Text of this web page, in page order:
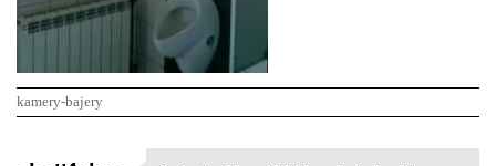
kamery-bajery